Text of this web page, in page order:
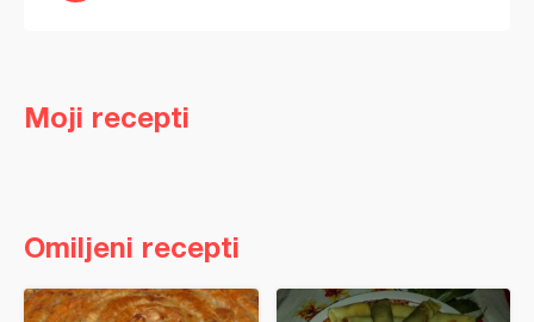
Moji recepti
Omiljeni recepti